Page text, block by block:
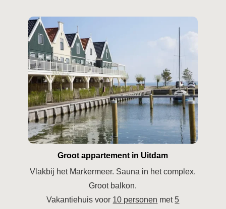
Groot appartement in Uitdam
Vlakbij het Markermeer. Sauna in het complex.
Groot balkon.
Vakantiehuis voor 10 personen met 5